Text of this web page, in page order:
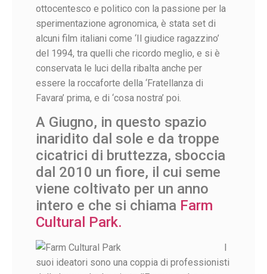
ottocentesco e politico con la passione per la
sperimentazione agronomica, è stata set di
alcuni film italiani come ‘Il giudice ragazzino’
del 1994, tra quelli che ricordo meglio, e si è
conservata le luci della ribalta anche per
essere la roccaforte della ‘Fratellanza di
Favara’ prima, e di ‘cosa nostra’ poi.
A Giugno, in questo spazio
inaridito dal sole e da troppe
cicatrici di bruttezza, sboccia
dal 2010 un fiore, il cui seme
viene coltivato per un anno
intero e che si chiama Farm
Cultural Park.
I
suoi ideatori sono una coppia di professionisti